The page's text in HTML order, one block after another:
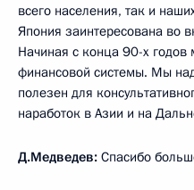
всего населения, так и
Япония заинтересована во
Начиная с конца 90-х
финансовой системы. Мы
полезен для
наработок в Азии и на
Д.Медведев: Спасибо